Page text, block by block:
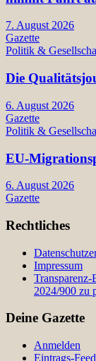
7. August 2026
Gazette
Politik &
Die
6. August 2026
Gazette
Politik &
EU-
6. August 2026
Gazette
Rechtliches
Impressum
2024/900 zu
Deine Gazette
Anmelden
Eintrags-Feed